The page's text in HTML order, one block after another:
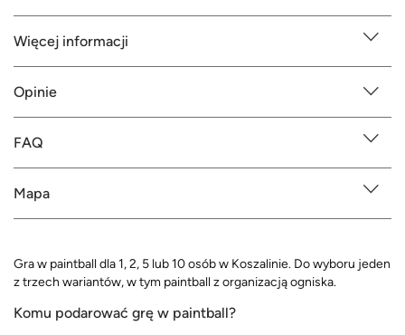
Więcej informacji
Opinie
FAQ
Mapa
Gra w paintball dla 1, 2, 5 lub 10 osób w Koszalinie. Do wyboru jeden
z trzech wariantów, w tym paintball z organizacją ogniska.
Komu podarować grę w paintball?